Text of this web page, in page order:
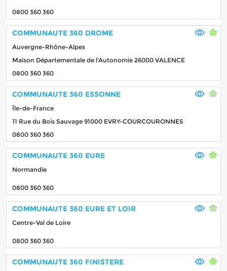
0800 360 360
COMMUNAUTE 360 DROME
Auvergne-Rhône-Alpes
Maison Départementale de l’Autonomie 26000 VALENCE
0800 360 360
COMMUNAUTE 360 ESSONNE
Île-de-France
11 Rue du Bois Sauvage 91000 EVRY-COURCOURONNES
0800 360 360
COMMUNAUTE 360 EURE
Normandie
0800 360 360
COMMUNAUTE 360 EURE ET LOIR
Centre-Val de Loire
0800 360 360
COMMUNAUTE 360 FINISTERE